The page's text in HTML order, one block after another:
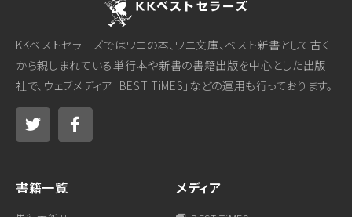
KKベストセラーズではワニの本、ワニ文庫、ベスト新書として古く
から親しまれている単行本や新書の書籍出版を中心とした出版
社で、ウェブメディア「BEST TiMES」などの運用も行っております。
書籍一覧 メディア